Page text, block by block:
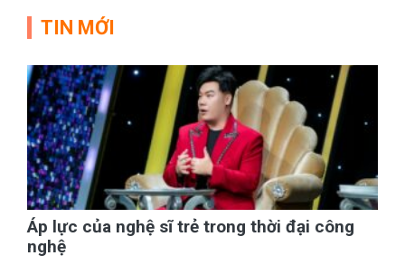
TIN MỚI
Áp lực của nghệ sĩ trẻ trong thời đại công
nghệ